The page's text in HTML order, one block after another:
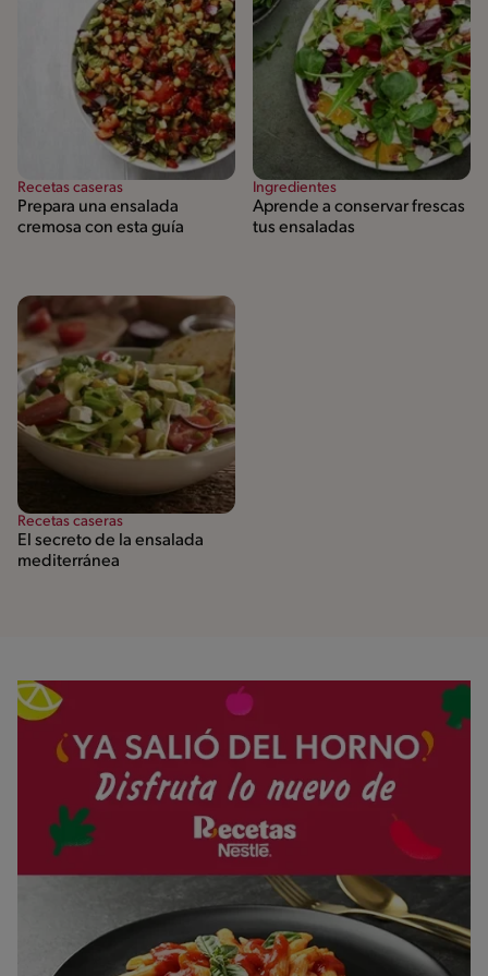
Recetas caseras
Prepara una ensalada
cremosa con esta guía
Ingredientes
Aprende a conservar frescas
tus ensaladas
Recetas caseras
El secreto de la ensalada
mediterránea